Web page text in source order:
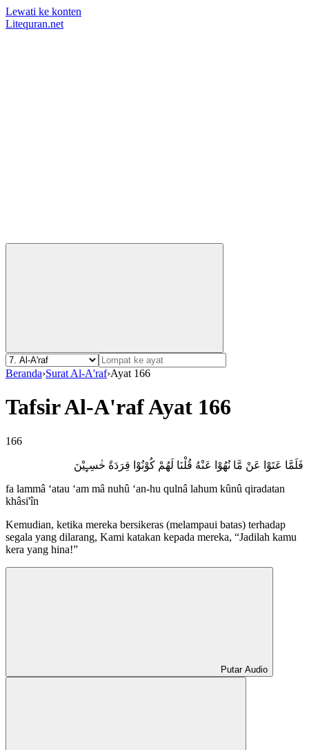
Lewati ke konten
Litequran.net
Beranda›Surat Al-A'raf›Ayat 166
Tafsir Al-A'raf Ayat 166
166
فَلَمَّا عَتَوْا عَنْ مَّا نُهُوْا عَنْهُ قُلْنَا لَهُمْ كُوْنُوْا قِرَدَةً خٰسِـِٕيْنَ
fa lammâ ‘atau ‘am mâ nuhû ‘an-hu qulnâ lahum kûnû qiradatan
khâsi'în
Kemudian, ketika mereka bersikeras (melampaui batas) terhadap
segala yang dilarang, Kami katakan kepada mereka, “Jadilah kamu
kera yang hina!”
Putar Audio